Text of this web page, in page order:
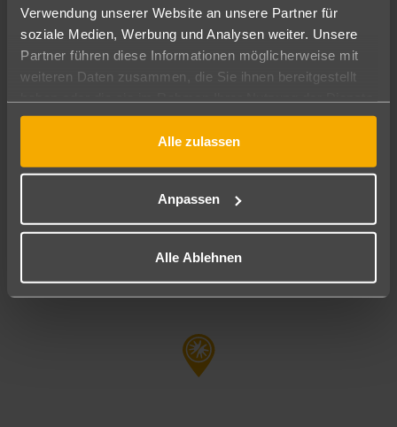
Verwendung unserer Website an unsere Partner für
soziale Medien, Werbung und Analysen weiter. Unsere
Partner führen diese Informationen möglicherweise mit
weiteren Daten zusammen, die Sie ihnen bereitgestellt
gesammelt haben.
Alle zulassen
Anpassen
Alle Ablehnen
0203 - 994 056 90
duisburg-city@schauinsland-reisebuero.de
Öffnungszeiten
Samstag: 10:00 - 14:00 Uhr